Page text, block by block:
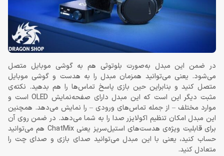
در ضمن این مبدل به‌صورت بلوتوثی هم به گوشی موبایل متصل
می‌شود. یعنی می‌توانید همزمان مبدل را به هدست و گوشی موبایل
متصل کنید و بنابراین حین بازی پاسخ تماس‌ها را هم بدهید. نکته‌ی
مثبت دیگر این است که این مبدل دارای صفحه‌نمایش OLED است و
موارد مختلف – از جمله تماس‌های ورودی – را نمایش می‌دهد. همچنین
این مبدل امکان تنظیم اکولایزر صدا را به شما می‌دهد. در ضمن روی آن
برای قابلیت ویژه‌ی هدست‌های استیل‌سریز یعنی ChatMix هم می‌توانید
حساب کنید، یعنی با این مبدل می‌توانید صدای بازی و صدای چت را
متعادل کنید.